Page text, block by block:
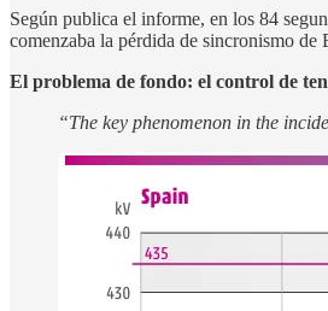
Según publica el informe, en los 84
comenzaba la pérdida de sincronismo de
El problema de fondo: el control de
“The key phenomenon in the